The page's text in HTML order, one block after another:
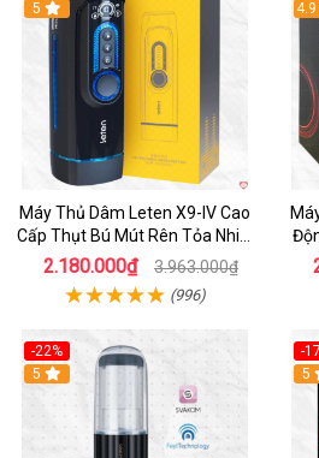
Hot
5
Máy Thủ Dâm Leten X9-IV Cao
Cấp Thụt Bú Mút Rên Tỏa Nhiệt
Sạc Pin
2.180.000₫ 3.963.000₫
(996)
Hot
4.9
-22%
5
-
5